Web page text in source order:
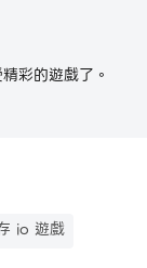
彩的遊戲了。
io 遊戲